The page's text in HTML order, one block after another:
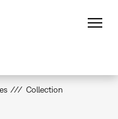
Collection